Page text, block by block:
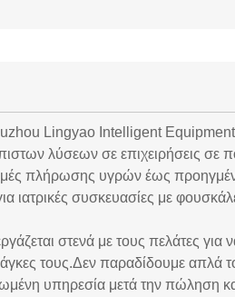
Lingyao Intelligent Equipment
λύσεων σε επιχειρήσεις
πλήρωσης υγρών έως
ιατρικές συσκευασίες με
στενά με τους πελάτες
τους.Δεν παραδίδουμε απλά
υπηρεσία μετά την πώληση